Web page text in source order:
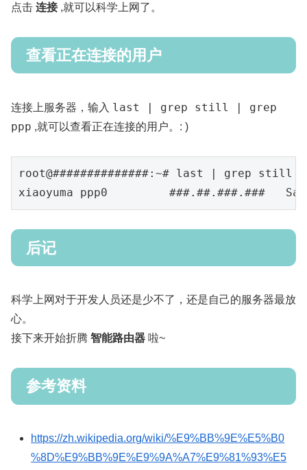
点击 连接,就可以科学上网了。
查看正在连接的用户
连接上服务器，输入 last | grep still | grep
ppp ,就可以查看正在连接的用户。: )
root@##############:~# last | grep still |
xiaoyuma ppp0 ###.##.###.###
后记
科学上网对于开发人员还是少不了，还是自己的服务器最放
心。
接下来开始折腾 智能路由器 啦~
参考资料
https://zh.wikipedia.org/wiki/%E9%BB%9E%E5%B0
%8D%E9%BB%9E%E9%9A%A7%E9%81%93%E5